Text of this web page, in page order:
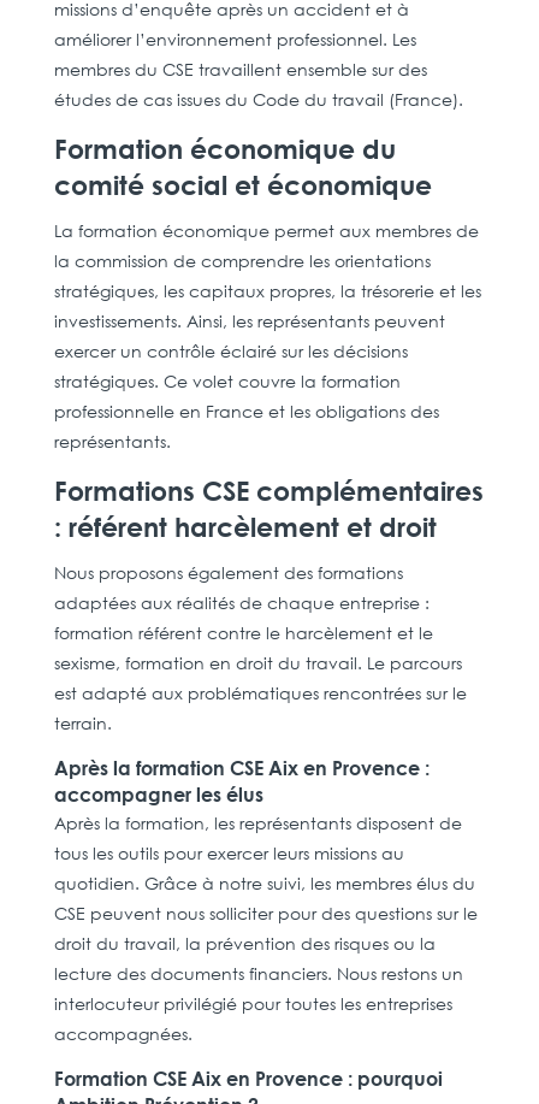
missions d’enquête après un accident et à
améliorer l’environnement professionnel. Les
membres du CSE travaillent ensemble sur des
études de cas issues du Code du travail (France).
Formation économique du
comité social et économique
La formation économique permet aux membres de
la commission de comprendre les orientations
stratégiques, les capitaux propres, la trésorerie et les
investissements. Ainsi, les représentants peuvent
exercer un contrôle éclairé sur les décisions
stratégiques. Ce volet couvre la formation
professionnelle en France et les obligations des
représentants.
Formations CSE complémentaires
: référent harcèlement et droit
Nous proposons également des formations
adaptées aux réalités de chaque entreprise :
formation référent contre le harcèlement et le
sexisme, formation en droit du travail. Le parcours
est adapté aux problématiques rencontrées sur le
terrain.
Après la formation CSE Aix en Provence :
accompagner les élus
Après la formation, les représentants disposent de
tous les outils pour exercer leurs missions au
quotidien. Grâce à notre suivi, les membres élus du
CSE peuvent nous solliciter pour des questions sur le
droit du travail, la prévention des risques ou la
lecture des documents financiers. Nous restons un
interlocuteur privilégié pour toutes les entreprises
accompagnées.
Formation CSE Aix en Provence : pourquoi